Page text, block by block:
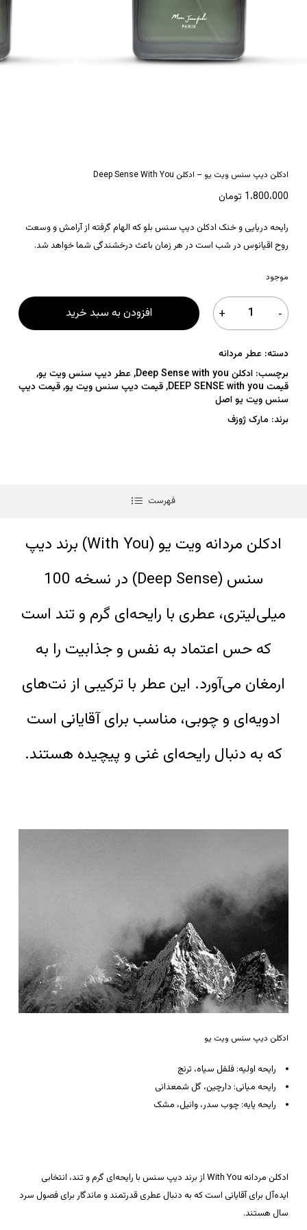
ادکلن دیپ سنس ویت یو – ادکلن Deep Sense With You
1،800،000 تومان
رایحه دریایی و خنک ادکلن دیپ سنس بلو که الهام گرفته از آرامش و وسعت
روح اقیانوس در شب است در هر زمان باعث درخشندگی شما خواهد شد.
موجود
افزودن به سبد خرید
دسته: عطر مردانه
برچسب: ادکلن Deep Sense with you , عطر دیپ سنس ویت یو,
قیمت DEEP SENSE with you
,قیمت دیپ سنس ویت یو,قیمت دیپ
سنس ویت یو اصل
برند: مارک ژوزف
فهرست
ادکلن مردانه ویت یو (With You) برند دیپ
سنس (Deep Sense) در نسخه 100
میلی‌لیتری، عطری با رایحه‌ای گرم و تند است
که حس اعتماد به نفس و جذابیت را به
ارمغان می‌آورد. این عطر با ترکیبی از نت‌های
ادویه‌ای و چوبی، مناسب برای آقایانی است
که به دنبال رایحه‌ای غنی و پیچیده هستند.
ادکلن دیپ سنس ویت یو
رایحه اولیه: فلفل سیاه، ترنج
رایحه میانی: دارچین، گل شمعدانی
رایحه پایه: چوب سدر، وانیل، مشک
ادکلن مردانه With You از برند دیپ سنس با رایحه‌ای گرم و تند، انتخابی
ایده‌آل برای آقایانی است که به دنبال عطری قدرتمند و ماندگار برای فصول سرد
سال هستند.